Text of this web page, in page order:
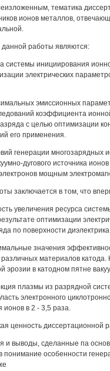
тематика
ионов металлов,
работы являются:
инициирования
электрических
эмиссионных
коэффициента
с целью оптимизации
его применения.
генерации многозарядных
дугового источника
мощным
заключается в том, что
увеличения ресурса
оптимизации
по поверхности
значения
различных материалов
в катодном пятне
плазмы из разрядной
электронного
ионов в 2 - 3,5 раза.
ценность диссертационной
и выводы, сделанные па
понимание особенности